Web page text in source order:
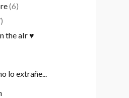
(6)
the aIr ♥
lo extrañe...